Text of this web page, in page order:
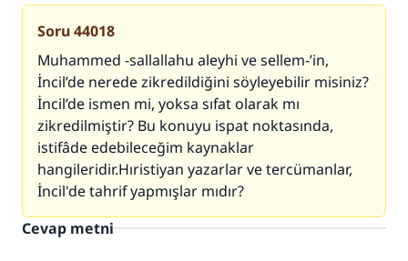
Soru44018
Muhammed -sallallahu aleyhi ve sellem-’in,
İncil’de nerede zikredildiğini söyleyebilir misiniz?
İncil’de ismen mi, yoksa sıfat olarak mı
zikredilmiştir? Bu konuyu ispat noktasında,
istifâde edebileceğim kaynaklar
hangileridir.Hıristiyan yazarlar ve tercümanlar,
İncil'de tahrif yapmışlar mıdır?
Cevap metni